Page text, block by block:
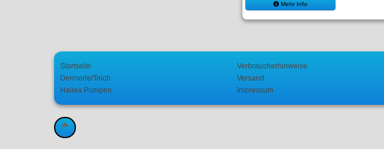
Mehr Info
Startseite
Dennerle/Teich
Hailea Pumpen
Verbraucherhinweise
Versand
Impressum